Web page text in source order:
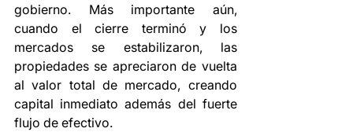
gobierno. Más importante aún,
cuando el cierre terminó y los
mercados se estabilizaron, las
propiedades se apreciaron de vuelta
al valor total de mercado, creando
capital inmediato además del fuerte
flujo de efectivo.